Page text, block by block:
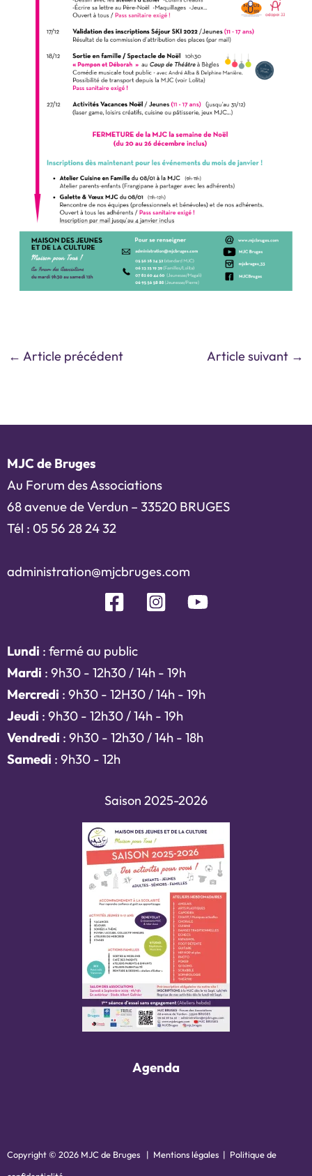
← Article précédent Article suivant →
MJC de Bruges
Au Forum des Associations
68 avenue de Verdun – 33520 BRUGES
Tél : 05 56 28 24 32
administration@mjcbruges.com
Lundi : fermé au public
Mardi : 9h30 - 12h30 / 14h - 19h
Mercredi : 9h30 - 12H30 / 14h - 19h
Jeudi : 9h30 - 12h30 / 14h - 19h
Vendredi : 9h30 - 12h30 / 14h - 18h
Samedi : 9h30 - 12h
Saison 2025-2026
Agenda
Copyright © 2026 MJC de Bruges | Mentions légales | Politique de